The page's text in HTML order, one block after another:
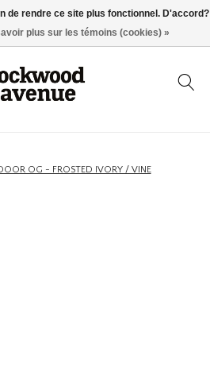
OG - FROSTED IVORY / VINE
de rendre ce site plus fonctionnel. D'accord?
plus sur les témoins (cookies) »